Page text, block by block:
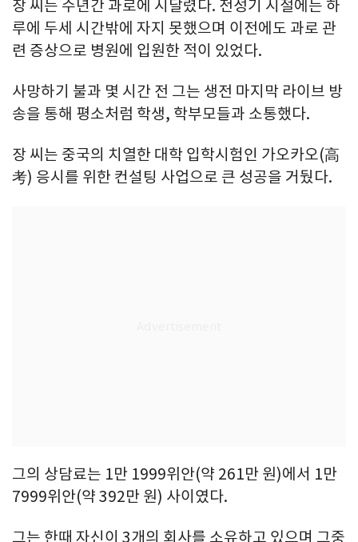
장 씨는 수년간 과로에 시달렸다. 전성기 시절에는 하
루에 두세 시간밖에 자지 못했으며 이전에도 과로 관
련 증상으로 병원에 입원한 적이 있었다.
사망하기 불과 몇 시간 전 그는 생전 마지막 라이브 방
송을 통해 평소처럼 학생, 학부모들과 소통했다.
장 씨는 중국의 치열한 대학 입학시험인 가오카오(高
考) 응시를 위한 컨설팅 사업으로 큰 성공을 거뒀다.
그의 상담료는 1만 1999위안(약 261만 원)에서 1만
7999위안(약 392만 원) 사이였다.
그는 한때 자신이 3개의 회사를 소유하고 있으며 그중